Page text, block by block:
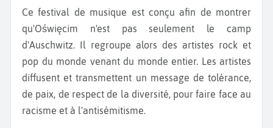
Ce festival de musique est conçu afin de montrer
qu'Oświęcim n'est pas seulement le camp
d'Auschwitz. Il regroupe alors des artistes rock et
pop du monde venant du monde entier. Les artistes
diffusent et transmettent un message de tolérance,
de paix, de respect de la diversité, pour faire face au
racisme et à l'antisémitisme.